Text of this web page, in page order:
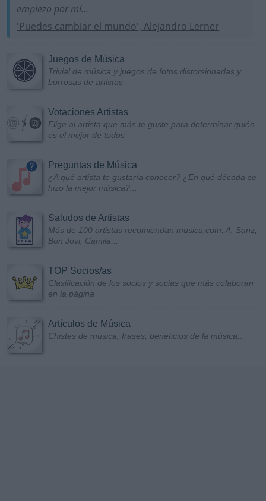
empiezo por mí...
'Puedes cambiar el mundo', Alejandro Lerner
Juegos de Música
Trivial de música y juegos de fotos distorsionadas y
borrosas de artistas
Votaciones Artistas
Elige al artista que más te guste para determinar quién
es el mejor de todos
Preguntas de Música
¿A qué artista te gustaría conocer? ¿En qué década se
hizo la mejor música?...
Saludos de Artistas
Más de 100 artistas recomiendan musica.com: A. Sanz,
Bon Jovi, Camila...
TOP Socios/as
Clasificación de los socios y socias que más colaboran
en la página
Artículos de Música
Chistes de música, frases, beneficios de la música...